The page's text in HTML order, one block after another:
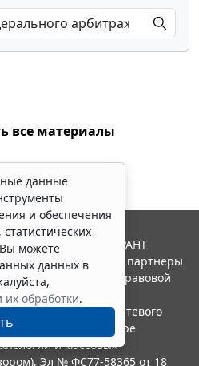
все материалы
данные
и обеспечения
можете
данных в
их обработки.
2026. Система ГАРАНТ
"Гарант" и ее партнеры
ассоциации правовой
в качестве сетевого
по надзору в сфере
и массовых
Эл № ФС77-58365 от 18